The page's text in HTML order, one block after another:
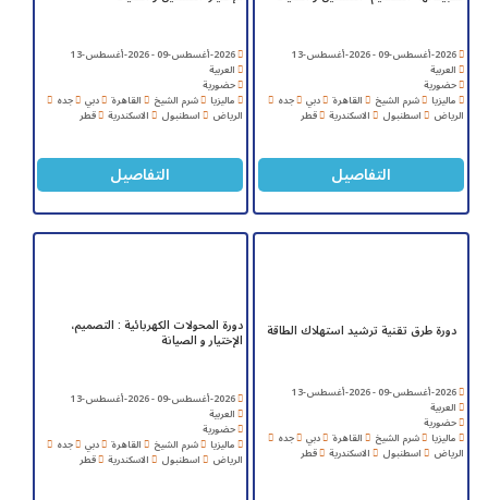
2026-أغسطس-09 - 2026-أغسطس-13
العربية
حضورية
ماليزيا شرم الشيخ القاهرة دبي جده
الرياض اسطنبول الاسكندرية قطر
التفاصيل
2026-أغسطس-09 - 2026-أغسطس-13
العربية
حضورية
ماليزيا شرم الشيخ القاهرة دبي جده
الرياض اسطنبول الاسكندرية قطر
التفاصيل
دورة طرق تقنية ترشيد استهلاك الطاقة
2026-أغسطس-09 - 2026-أغسطس-13
العربية
حضورية
ماليزيا شرم الشيخ القاهرة دبي جده
الرياض اسطنبول الاسكندرية قطر
دورة المحولات الكهربائية : التصميم،
الإختيار و الصيانة
2026-أغسطس-09 - 2026-أغسطس-13
العربية
حضورية
ماليزيا شرم الشيخ القاهرة دبي جده
الرياض اسطنبول الاسكندرية قطر